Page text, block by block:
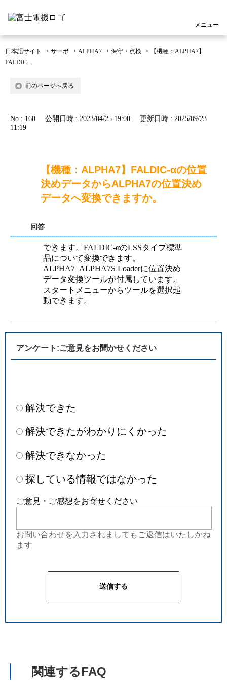
メニュー
日本語サイト > サーボ > ALPHA7 > 保守・点検 >
【機種：ALPHA7】
FALDIC...
前のページへ戻る
No : 160 公開日時 : 2023/04/25 19:00
更新日時 : 2025/09/23
11:19
【機種：ALPHA7】FALDIC-αの位置
決めデータからALPHA7の位置決め
データへ変換できますか。
回答
できます。FALDIC-αのLSSタイプ標準
品について変換できます。
ALPHA7_ALPHA7S Loaderに位置決め
データ変換ツールが付属しています。
スタートメニューからツールを選択起
動できます。
アンケート:ご意見をお聞かせください
解決できた
解決できたがわかりにくかった
解決できなかった
探している情報ではなかった
ご意見・ご感想をお寄せください
お問い合わせを入力されましてもご返信はいたしかね
ます
関連するFAQ